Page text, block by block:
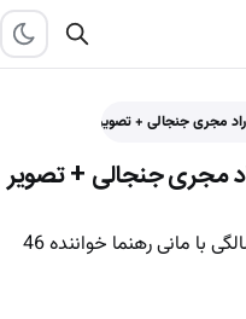
مجری جنجالی + تصویر…
مجری جنجالی + تصویر
صبا راد برای بار دوم سال 1396 در 37 سالگی با مانی رهنما خواننده 46